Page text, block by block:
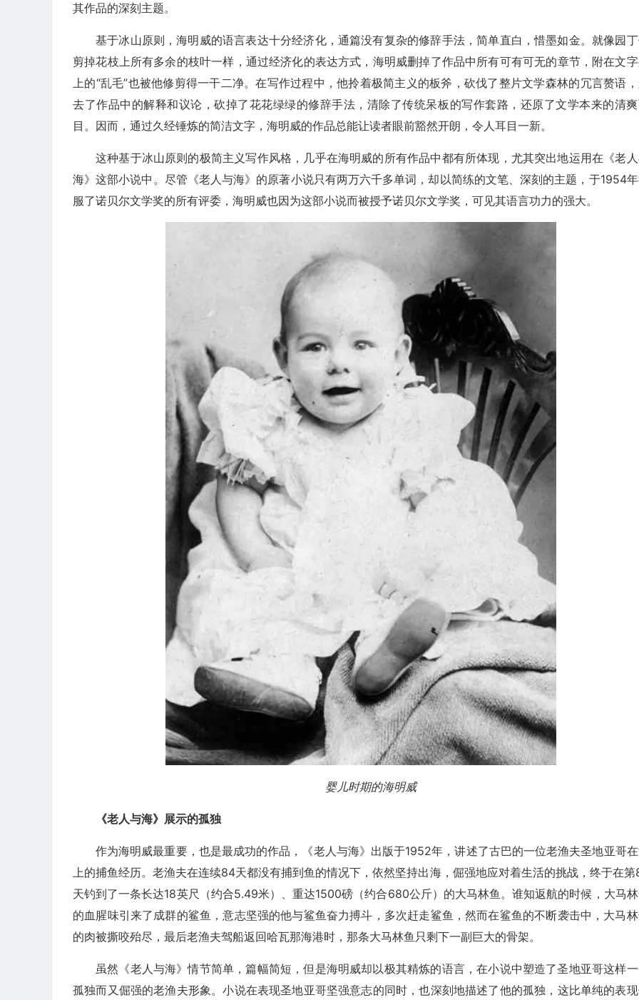
其作品的深刻主题。
基于冰山原则，海明威的语言表达十分经济化，通篇没有复杂的修辞手法，简单直白，惜墨如金。就像园
剪掉花枝上所有多余的枝叶一样，通过经济化的表达方式，海明威删掉了作品中所有可有可无的章节，附在文
上的“乱毛”也被他修剪得一干二净。在写作过程中，他拎着极简主义的板斧，砍伐了整片文学森林的冗言赘语
去了作品中的解释和议论，砍掉了花花绿绿的修辞手法，清除了传统呆板的写作套路，还原了文学本来的清
目。因而，通过久经锤炼的简洁文字，海明威的作品总能让读者眼前豁然开朗，令人耳目一新。
这种基于冰山原则的极简主义写作风格，几乎在海明威的所有作品中都有所体现，尤其突出地运用在《老
海》这部小说中。尽管《老人与海》的原著小说只有两万六千多单词，却以简练的文笔、深刻的主题，于1954
服了诺贝尔文学奖的所有评委，海明威也因为这部小说而被授予诺贝尔文学奖，可见其语言功力的强大。
婴儿时期的海明威
《老人与海》展示的孤独
作为海明威最重要，也是最成功的作品，《老人与海》出版于1952年，讲述了古巴的一位老渔夫圣地亚哥
上的捕鱼经历。老渔夫在连续84天都没有捕到鱼的情况下，依然坚持出海，倔强地应对着生活的挑战，终于在第
天钓到了一条长达18英尺（约合5.49米）、重达1500磅（约合680公斤）的大马林鱼。谁知返航的时候，大马林
的血腥味引来了成群的鲨鱼，意志坚强的他与鲨鱼奋力搏斗，多次赶走鲨鱼，然而在鲨鱼的不断袭击中，大马林
的肉被撕咬殆尽，最后老渔夫驾船返回哈瓦那海港时，那条大马林鱼只剩下一副巨大的骨架。
虽然《老人与海》情节简单，篇幅简短，但是海明威却以极其精炼的语言，在小说中塑造了圣地亚哥这样
孤独而又倔强的老渔夫形象。小说在表现圣地亚哥坚强意志的同时，也深刻地描述了他的孤独，这比单纯的表